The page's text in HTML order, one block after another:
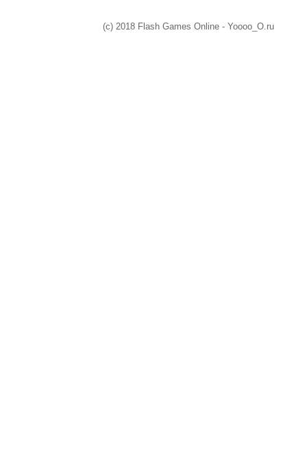
(c) 2018 Flash Games Online - Yoooo_O.ru